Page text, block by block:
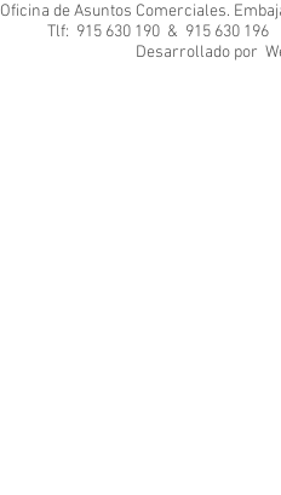
Oficina de Asuntos Comerciales.
Tlf: 915 630 190 & 915 630